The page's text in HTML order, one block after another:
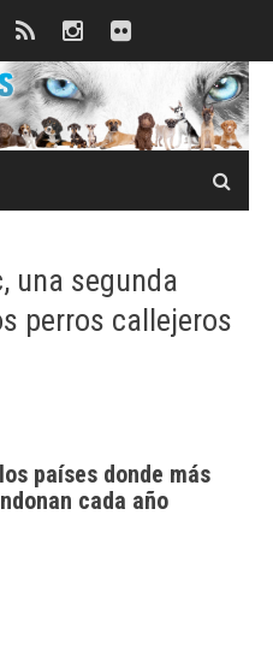
una segunda
perros callejeros
países donde más
cada año